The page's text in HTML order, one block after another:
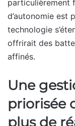
particulièrement
d’autonomie est
technologie
offrirait des
affinés.
Une
priorisée
plus de